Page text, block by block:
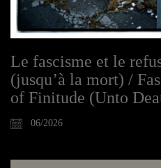
Le fascisme et le
(jusqu’à la mort) /
of Finitude (Unto
06/2026